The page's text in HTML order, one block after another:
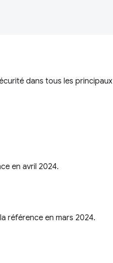
dans tous les principaux
en avril 2024.
référence en mars 2024.